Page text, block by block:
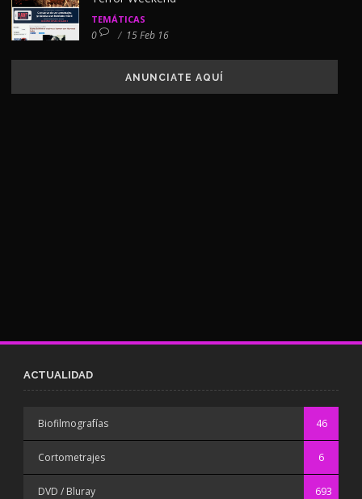
TEMÁTICAS
0 / 15 Feb 16
ANUNCIATE AQUÍ
ACTUALIDAD
Biofilmografías 46
Cortometrajes 6
DVD / Bluray 693